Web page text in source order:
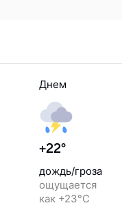
Днем
+22°
дождь/гроза
ощущается
как +23°C